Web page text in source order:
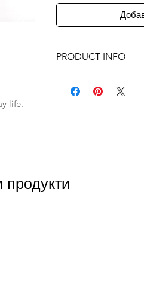
life.
PRODUCT INFO
✓18K gold plated
продукти